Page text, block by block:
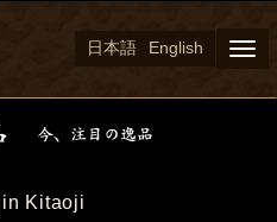
日本語 English
Kitaoji